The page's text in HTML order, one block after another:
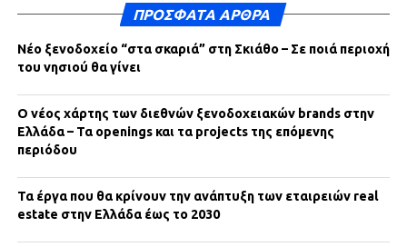
ΠΡΌΣΦΑΤΑ ΆΡΘΡΑ
Νέο ξενοδοχείο “στα σκαριά” στη Σκιάθο – Σε ποιά περιοχή
του νησιού θα γίνει
Ο νέος χάρτης των διεθνών ξενοδοχειακών brands στην
Ελλάδα – Τα openings και τα projects της επόμενης
περιόδου
Τα έργα που θα κρίνουν την ανάπτυξη των εταιρειών real
estate στην Ελλάδα έως το 2030